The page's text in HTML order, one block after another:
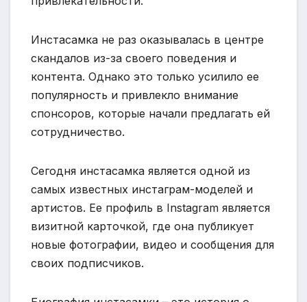
Инстасамка не раз оказывалась в центре
скандалов из-за своего поведения и
контента. Однако это только усилило ее
популярность и привлекло внимание
спонсоров, которые начали предлагать ей
сотрудничество.
Сегодня инстасамка является одной из
самых известных инстаграм-моделей и
артистов. Ее профиль в Instagram является
визитной карточкой, где она публикует
новые фотографии, видео и сообщения для
своих подписчиков.